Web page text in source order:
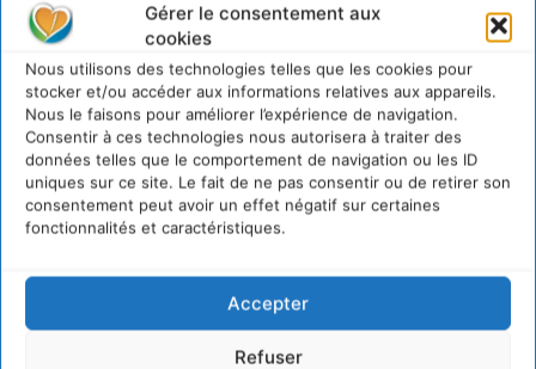
Gérer le consentement aux
cookies
Nous utilisons des technologies telles que les cookies pour
stocker et/ou accéder aux informations relatives aux appareils.
Nous le faisons pour améliorer l’expérience de navigation.
Consentir à ces technologies nous autorisera à traiter des
données telles que le comportement de navigation ou les ID
uniques sur ce site. Le fait de ne pas consentir ou de retirer son
consentement peut avoir un effet négatif sur certaines
fonctionnalités et caractéristiques.
Accepter
Refuser
LAISSER UN COMMENTAIRE
CONNECTER POUR LAISSER UN COMMENTAIRE
Cyrille Souche